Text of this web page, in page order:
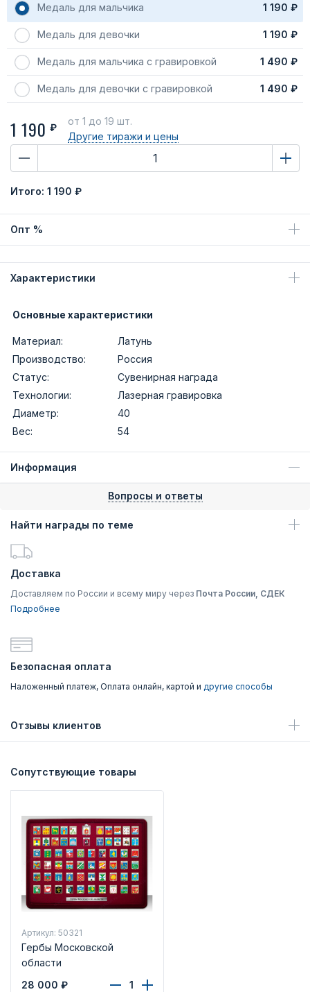
Медаль для мальчика 1 190 ₽
Медаль для девочки 1 190 ₽
Медаль для мальчика с гравировкой 1 490 ₽
Медаль для девочки с гравировкой 1 490 ₽
1 190 ₽
от 1 до 19 шт.
Другие тиражи и цены
Итого: 1 190 ₽
Опт %
Характеристики
Основные характеристики
Материал:
Латунь
Производство:
Россия
Статус:
Сувенирная награда
Технологии:
Лазерная гравировка
Диаметр:
40
Вес:
54
Информация
Вопросы и ответы
Найти награды по теме
Доставка
Доставляем по России и всему миру через Почта России, СДЕК
Подробнее
Безопасная оплата
Наложенный платеж, Оплата онлайн, картой и другие способы
Отзывы клиентов
Сопутствующие товары
Артикул: 50321
Гербы Московской
области
28 000 ₽